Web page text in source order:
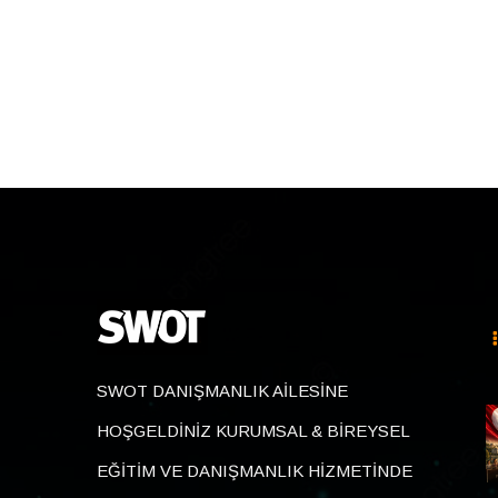
SWOT DANIŞMANLIK AİLESİNE
HOŞGELDİNİZ KURUMSAL & BİREYSEL
EĞİTİM VE DANIŞMANLIK HİZMETİNDE